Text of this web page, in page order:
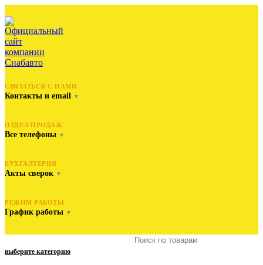
СВЯЗАТЬСЯ С НАМИ
Контакты и email ▼
ОТДЕЛ ПРОДАЖ
Все телефоны ▼
БУХГАЛТЕРИЯ
Акты сверок ▼
РЕЖИМ РАБОТЫ
График работы ▼
выберите категорию